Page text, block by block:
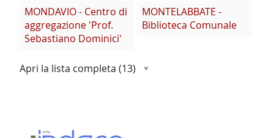
MONDAVIO - Centro di
aggregazione 'Prof.
Sebastiano Dominici'
MONTELABBATE -
Biblioteca Comunale
Apri la lista completa (13)